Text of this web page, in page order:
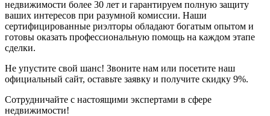
недвижимости более 30 лет и гарантируем полную защиту
ваших интересов при разумной комиссии. Наши
сертифицированные риэлторы обладают богатым опытом и
готовы оказать профессиональную помощь на каждом этапе
сделки.
Не упустите свой шанс! Звоните нам или посетите наш
официальный сайт, оставьте заявку и получите скидку 9%.
Сотрудничайте с настоящими экспертами в сфере
недвижимости!